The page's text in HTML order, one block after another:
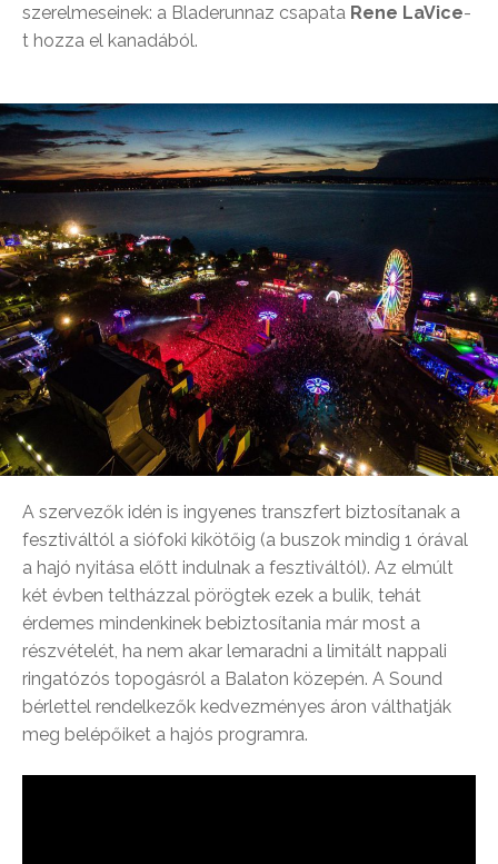
szerelmeseinek: a Bladerunnaz csapata Rene LaVice-
t hozza el kanadából.
A szervezők idén is ingyenes transzfert biztosítanak a
fesztiváltól a siófoki kikötőig (a buszok mindig 1 órával
a hajó nyitása előtt indulnak a fesztiváltól). Az elmúlt
két évben teltházzal pörögtek ezek a bulik, tehát
érdemes mindenkinek bebiztosítania már most a
részvételét, ha nem akar lemaradni a limitált nappali
ringatózós topogásról a Balaton közepén. A Sound
bérlettel rendelkezők kedvezményes áron válthatják
meg belépőiket a hajós programra.